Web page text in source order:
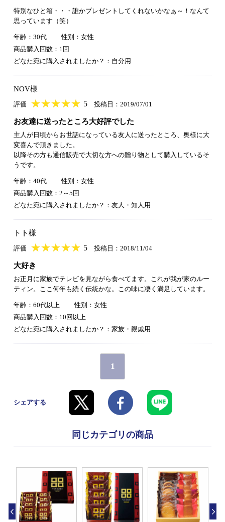
特別なひと箱・・・誰かプレゼントしてくれないかなぁ～！なんて
思っています（笑）
年齢：30代
性別：女性
商品購入回数：1回
どなた宛に購入されましたか？：自分用
NOV様
評価 ★★★★★
★★★★★ 5 投稿日：2019/07/01
お友達に送ったところ大好評でした
主人が日頃からお世話になっている友人に送ったところ、奥様に大
変喜んで頂きました。
以降その方も通信販売で大切な方への贈り物として購入しているそ
うです。
年齢：40代
性別：女性
商品購入回数：2～5回
どなた宛に購入されましたか？：友人・知人用
トト様
評価 ★★★★★
★★★★★ 5 投稿日：2018/11/04
大好き
お正月に家族でテレビを見ながら食べてます。これが我が家のルー
ティン。ここ何年も続く伝統かな。この味に凄く満足しています。
年齢：60代以上
性別：女性
商品購入回数：10回以上
どなた宛に購入されましたか？：家族・親戚用
1
シェアする
同じカテゴリの商品